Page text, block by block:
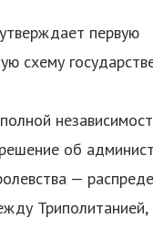
первую
схему
об
—
Триполитанией,